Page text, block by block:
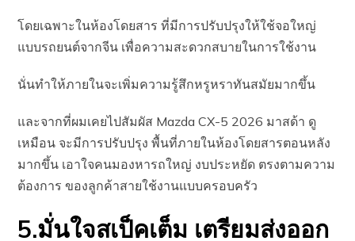
โดยเฉพาะในห้องโดยสาร ที่มีการปรับปรุงให้ใช้จอใหญ่
แบบรถยนต์จากจีน เพื่อความสะดวกสบายในการใช้งาน
นั่นทำให้ภายในจะเพิ่มความรู้สึกหรูหราทันสมัยมากขึ้น
และจากที่ผมเคยไปสัมผัส Mazda CX-5 2026 มาสด้า ดู
เหมือน จะมีการปรับปรุง พื้นที่ภายในห้องโดยสารตอนหลัง
มากขึ้น เอาใจคนมองหารถใหญ่ งบประหยัด ตรงตามความ
ต้องการ ของลูกค้าสายใช้งานแบบครอบครัว
5.มั่นใจสเป็คเต็ม เตรียมส่งออก